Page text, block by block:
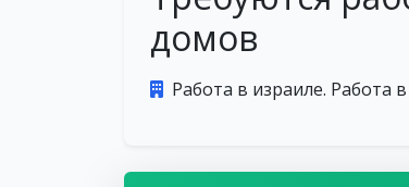
домов
Работа в израиле. Работа